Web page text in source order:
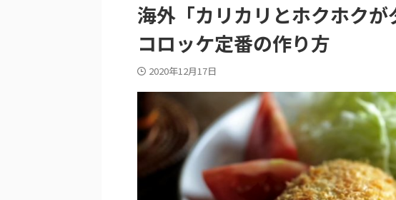
海外「カリカリとホクホクが
コロッケ定番の作り方
2020年12月17日